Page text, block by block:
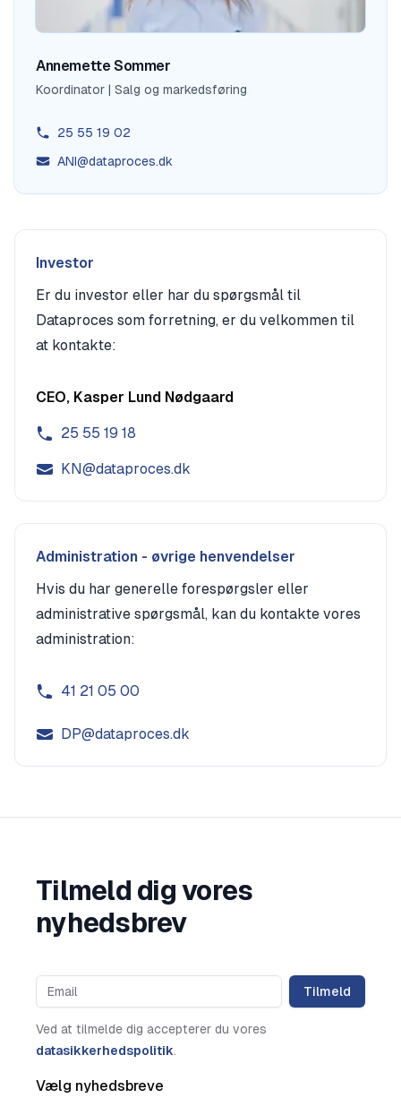
Annemette Sommer
Koordinator | Salg og markedsføring
25 55 19 02
ANI@dataproces.dk
Investor
Er du investor eller har du spørgsmål til
Dataproces som forretning, er du velkommen til
at kontakte:
CEO, Kasper Lund Nødgaard
25 55 19 18
KN@dataproces.dk
Administration - øvrige henvendelser
Hvis du har generelle forespørgsler eller
administrative spørgsmål, kan du kontakte vores
administration:
41 21 05 00
DP@dataproces.dk
Tilmeld dig vores
nyhedsbrev
Tilmeld
Ved at tilmelde dig accepterer du vores
datasikkerhedspolitik.
Vælg nyhedsbreve